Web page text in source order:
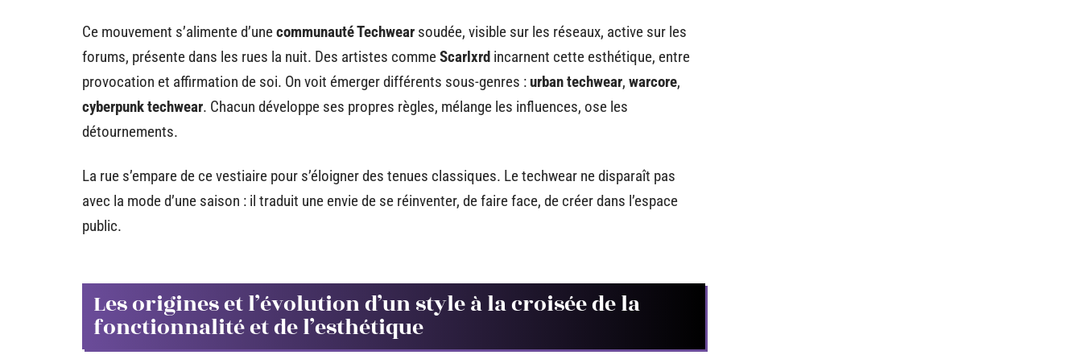
Ce mouvement s’alimente d’unecommunauté Techwear soudée, visible sur les réseaux, active sur les
forums, présente dans les rues la nuit. Des artistes commeScarlxrd incarnent cette esthétique, entre
provocation et affirmation de soi. On voit émerger différents sous-genres : urban techwear, warcore,
cyberpunk techwear. Chacun développe ses propres règles, mélange les influences, ose les
détournements.
La rue s’empare de ce vestiaire pour s’éloigner des tenues classiques. Le techwear ne disparaît pas
avec la mode d’une saison : il traduit une envie de se réinventer, de faire face, de créer dans l’espace
public.
Les origines et l’évolution d’un style à la croisée de la
fonctionnalité et de l’esthétique